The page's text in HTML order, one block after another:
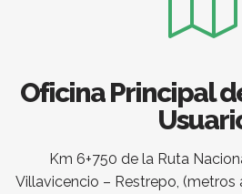
Oficina Principal
Km 6+750 de la Ruta
Villavicencio – Restrepo, (metros